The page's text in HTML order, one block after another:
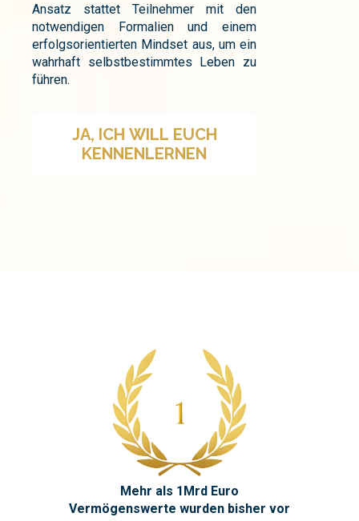
Ansatz stattet Teilnehmer mit den
notwendigen Formalien und einem
erfolgsorientierten Mindset aus, um ein
wahrhaft selbstbestimmtes Leben zu
führen.
JA, ICH WILL EUCH
KENNENLERNEN
Mehr als 1Mrd Euro
Vermögenswerte wurden bisher vor